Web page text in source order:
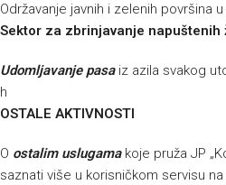
Održavanje javnih i zelenih površina
Sektor za zbrinjavanje napuštenih
Udomljavanje pasaiz azila svakog
h
OSTALE AKTIVNOSTI
O ostalim uslugamakoje pruža JP
saznati više u korisničkom servisu na